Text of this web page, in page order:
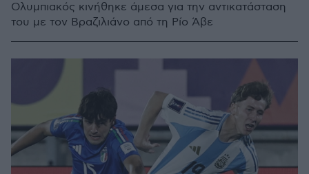
Ολυμπιακός κινήθηκε άμεσα για την αντικατάσταση
του με τον Βραζιλιάνο από τη Ρίο Άβε